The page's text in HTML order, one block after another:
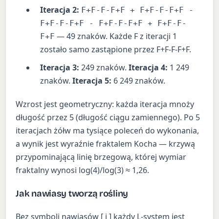
Iteracja 2: F+F-F-F+F + F+F-F-F+F -
F+F-F-F+F - F+F-F-F+F + F+F-F-
F+F — 49 znaków. Każde F z iteracji 1
zostało samo zastąpione przez F+F-F-F+F.
Iteracja 3: 249 znaków.Iteracja 4: 1 249
znaków.Iteracja 5: 6 249 znaków.
Wzrost jest geometryczny: każda iteracja mnoży
długość przez 5 (długość ciągu zamiennego). Po 5
iteracjach żółw ma tysiące poleceń do wykonania,
a wynik jest wyraźnie fraktalem Kocha — krzywą
przypominającą linię brzegową, której wymiar
fraktalny wynosi log(4)/log(3) ≈ 1,26.
Jak nawiasy tworzą rośliny
Bez symboli nawiasów [ i ] każdy L-system jest